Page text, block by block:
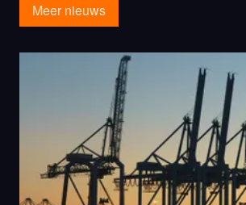
Meer nieuws